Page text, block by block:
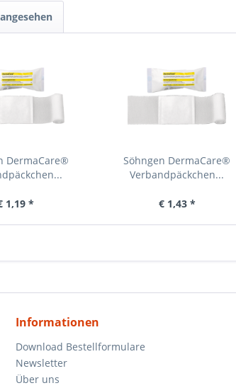
DermaCare®
1,19 *
Söhngen DermaCare®
Verbandpäckchen...
€ 1,43 *
Informationen
Download Bestellformulare
Newsletter
Über uns